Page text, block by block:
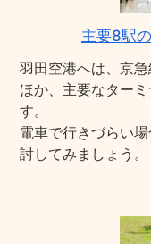
主要8駅
羽田空港へは、京
ほか、主要なター
す。
電車で行きづらい
討してみましょう。